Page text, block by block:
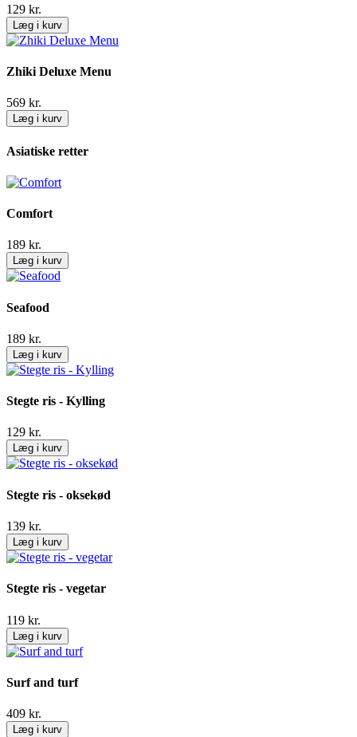
129 kr.
Læg i kurv
Zhiki Deluxe Menu
569 kr.
Læg i kurv
Asiatiske retter
Comfort
189 kr.
Læg i kurv
Seafood
189 kr.
Læg i kurv
Stegte ris - Kylling
129 kr.
Læg i kurv
Stegte ris - oksekød
139 kr.
Læg i kurv
Stegte ris - vegetar
119 kr.
Læg i kurv
Surf and turf
409 kr.
Læg i kurv